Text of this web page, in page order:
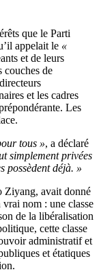
que le Parti
appelait le «
et de leurs
couches de
et les cadres
Les
tous », a déclaré
simplement privées
possèdent déjà. »
Ziyang, avait donné
vrai nom : une classe
de la libéralisation
cette classe
administratif et
et étatiques